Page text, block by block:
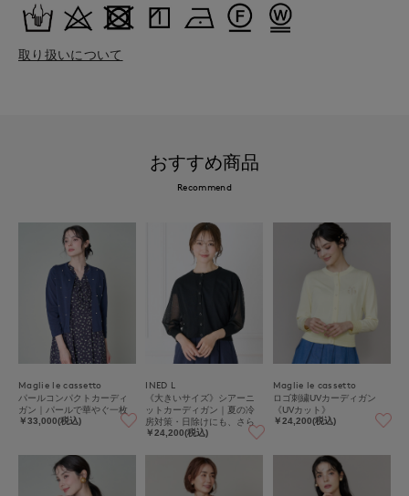
取り扱いについて
おすすめ商品
Recommend
Maglie le cassetto
パールコンパクトカーディ
ガン｜パールで華やぐ一枚
￥33,000(税込)
INED L
《大きいサイズ》シアーニ
ットカーディガン｜夏の冷
房対策・日除けにも、さら
っと涼しい大人の抜け感シ
￥24,200(税込)
Maglie le cassetto
ロゴ刺繍UVカーディガン
《UVカット》
￥24,200(税込)